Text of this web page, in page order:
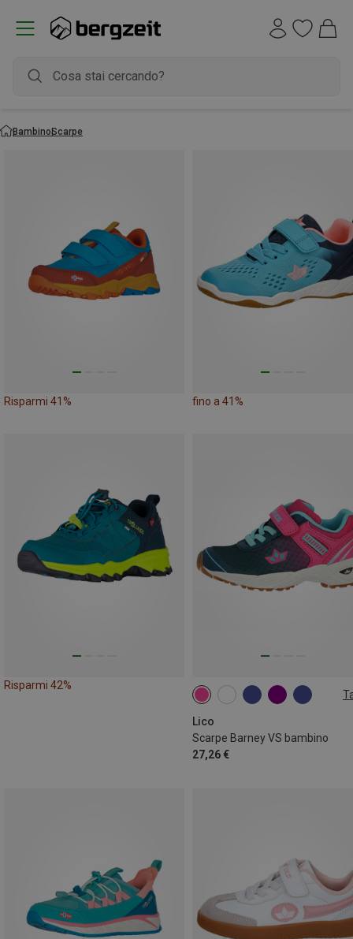
BambinoScarpe
Risparmi 41% fino a 41%
Risparmi 42%
Lico
Scarpe Barney VS bambino
27,26 €